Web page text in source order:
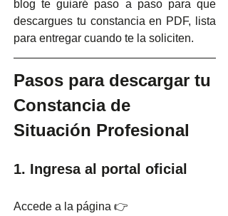
blog te guiaré paso a paso para que
descargues tu constancia en PDF, lista
para entregar cuando te la soliciten.
Pasos para descargar tu
Constancia de
Situación Profesional
1. Ingresa al portal oficial
Accede a la página 👉